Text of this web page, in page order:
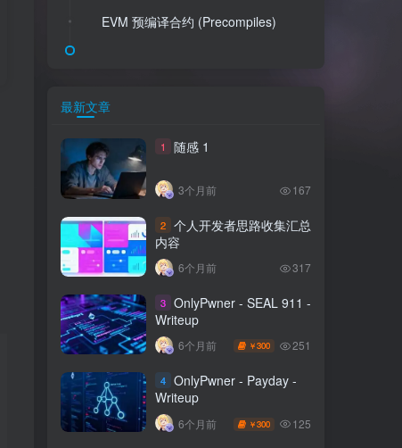
EVM 预编译合约 (Precompiles)
最新文章
1 随感 1
3个月前 167
2 个人开发者思路收集汇总
内容
6个月前 317
3 OnlyPwner - SEAL 911 -
Writeup
6个月前 ￥300 251
4 OnlyPwner - Payday -
Writeup
6个月前 ￥300 125